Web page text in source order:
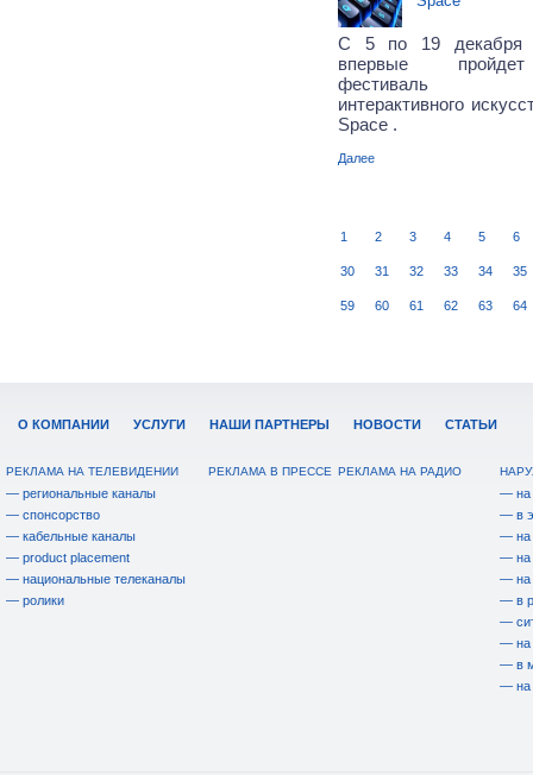
С 5 по 19 декабря
впервые
фестиваль
интерактивного
Space .
Далее
1 2 3 4 5 6
30 31 32 33 34 35
59 60 61 62 63 64
О КОМПАНИИ УСЛУГИ НАШИ ПАРТНЕРЫ НОВОСТИ СТАТЬИ
РЕКЛАМА НА ТЕЛЕВИДЕНИИ
— региональные каналы
— спонсорство
— кабельные каналы
— product placement
— национальные телеканалы
— ролики
РЕКЛАМА В ПРЕССЕ РЕКЛАМА НА РАДИО
— на
— в
— на
— на
— на
— в
—
— на
— в
— на